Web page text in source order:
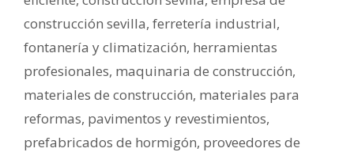
construcción sevilla, ferretería industrial,
fontanería y climatización, herramientas
profesionales, maquinaria de construcción,
materiales de construcción, materiales para
reformas, pavimentos y revestimientos,
prefabricados de hormigón, proveedores de